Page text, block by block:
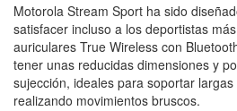
Motorola Stream Sport ha sido
satisfacer incluso a los deportistas
auriculares True Wireless con
tener unas reducidas dimensiones y
sujección, ideales para soportar
realizando movimientos bruscos.